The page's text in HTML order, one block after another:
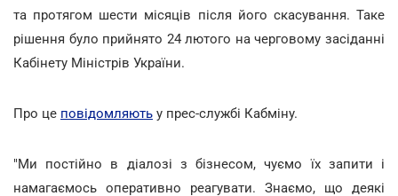
та протягом шести місяців після його скасування. Таке
рішення було прийнято 24 лютого на черговому засіданні
Кабінету Міністрів України.
Про це повідомляють у прес-службі Кабміну.
"Ми постійно в діалозі з бізнесом, чуємо їх запити і
намагаємось оперативно реагувати. Знаємо, що деякі